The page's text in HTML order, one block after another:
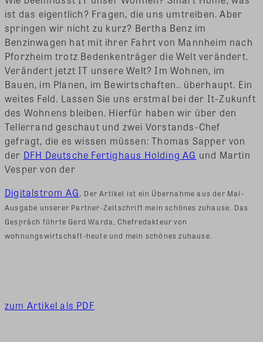
ist das eigentlich? Fragen, die uns umtreiben. Aber
springen wir nicht zu kurz? Bertha Benz im
Benzinwagen hat mit ihrer Fahrt von Mannheim nach
Pforzheim trotz Bedenkenträger die Welt verändert.
Verändert jetzt IT unsere Welt? Im Wohnen, im
Bauen, im Planen, im Bewirtschaften.. überhaupt. Ein
weites Feld. Lassen Sie uns erstmal bei der It-Zukunft
des Wohnens bleiben. Hierfür haben wir über den
Tellerrand geschaut und zwei Vorstands-Chef
gefragt, die es wissen müssen: Thomas Sapper von
der DFH Deutsche Fertighaus Holding AG und Martin
Vesper von der
Digitalstrom AG. Der Artikel ist ein Übernahme aus der Mai-
Ausgabe unserer Partner-Zeitschrift mein schönes zuhause. Das
Gespräch führte Gerd Warda, Chefredakteur von
wohnungswirtschaft-heute und mein schönes zuhause.
zum Artikel als PDF